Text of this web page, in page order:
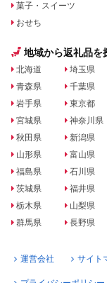
菓子・スイーツ
おせち
地域から返礼品を
北海道
青森県
岩手県
宮城県
秋田県
山形県
福島県
茨城県
栃木県
群馬県
埼玉県
千葉県
東京都
神奈川県
新潟県
富山県
石川県
福井県
山梨県
長野県
運営会社 サイト